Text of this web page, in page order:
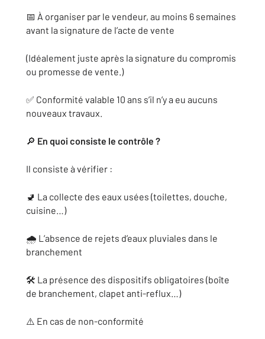
📅 À organiser par le vendeur, au moins 6 semaines
avant la signature de l’acte de vente
(Idéalement juste après la signature du compromis
ou promesse de vente.)
✅ Conformité valable 10 ans s’il n’y a eu aucuns
nouveaux travaux.
🔎 En quoi consiste le contrôle ?
Il consiste à vérifier :
🚽 La collecte des eaux usées (toilettes, douche,
cuisine…)
🌧️ L’absence de rejets d’eaux pluviales dans le
branchement
🛠️ La présence des dispositifs obligatoires (boîte
de branchement, clapet anti-reflux…)
⚠️ En cas de non-conformité